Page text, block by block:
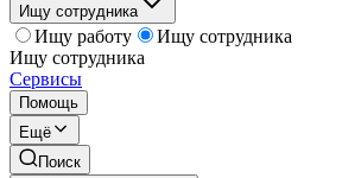
Ищу сотрудника
Ищу работу
Ищу сотрудника
Ищу сотрудника
Сервисы
Помощь
Ещё
Поиск